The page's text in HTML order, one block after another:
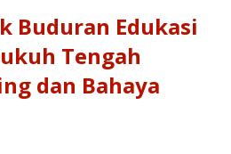
Buduran Edukasi
Tengah
dan Bahaya